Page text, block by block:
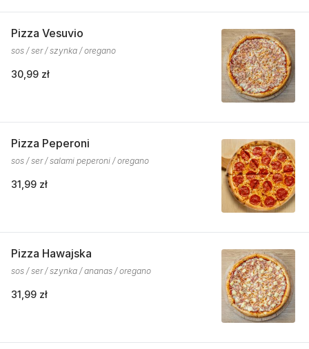
Pizza Vesuvio
sos / ser / szynka / oregano
30,99 zł
Pizza Peperoni
sos / ser / salami peperoni / oregano
31,99 zł
Pizza Hawajska
sos / ser / szynka / ananas / oregano
31,99 zł